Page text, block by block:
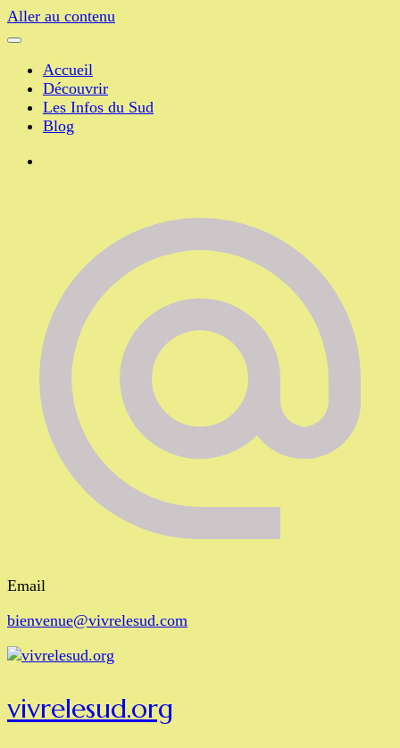
Aller au contenu
Accueil
Découvrir
Les Infos du Sud
Blog
Email
bienvenue@vivrelesud.com
vivrelesud.org